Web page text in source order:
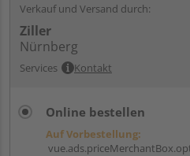
Verkauf und Versand durch:
Ziller
Nürnberg
Services Kontakt
Online bestellen
Auf Vorbestellung: